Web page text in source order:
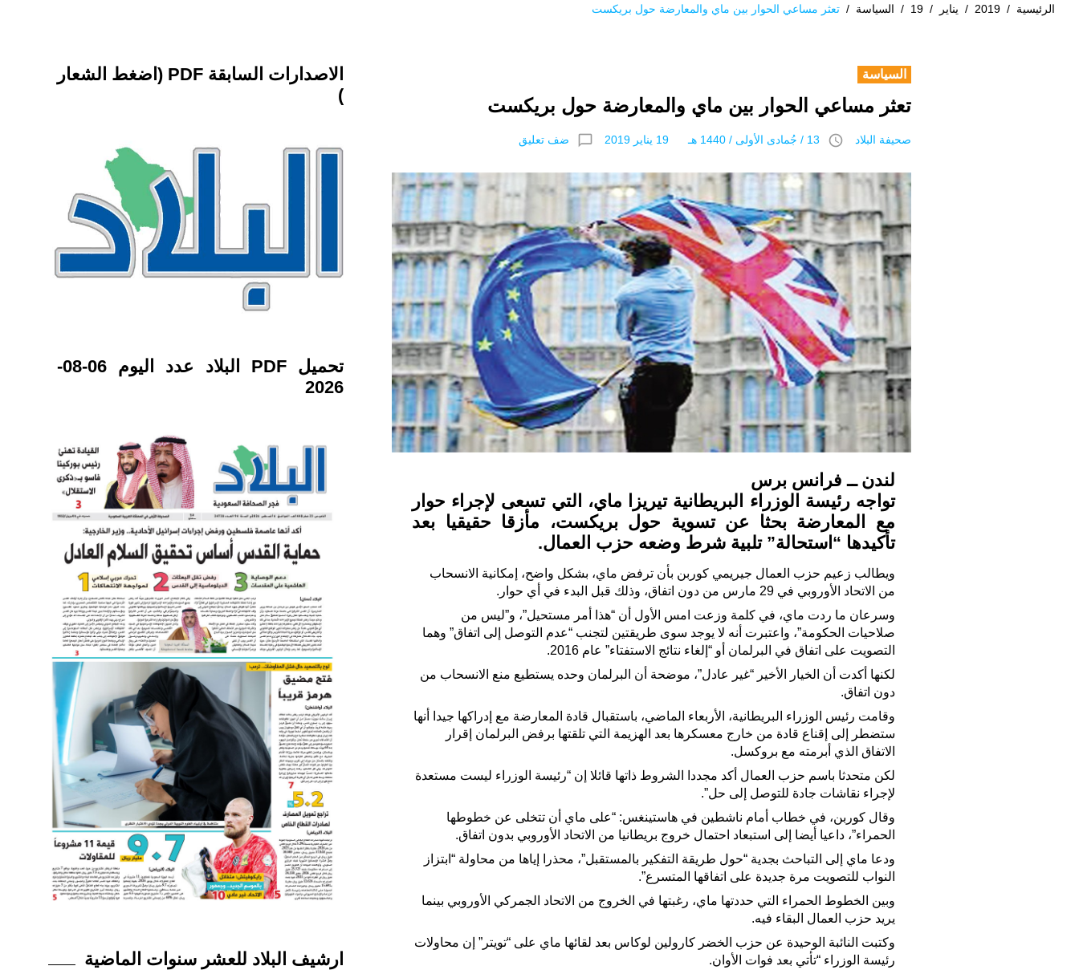
الرئيسية /
2019
/ يناير /
19
/ السياسة / تعثر مساعي الحوار بين ماي والمعارضة حول بريكست
السياسة
تعثر مساعي الحوار بين ماي والمعارضة حول بريكست
صحيفة البلاد access_time 13 / جُمادى اﻷولى / 1440 هـ 19 يناير 2019 chat_bubble_outline ضف تعليق
لندن ــ فرانس برس
تواجه رئيسة الوزراء البريطانية تيريزا ماي، التي تسعى لإجراء حوار
مع المعارضة بحثا عن تسوية حول بريكست، مأزقا حقيقيا بعد
تأكيدها “استحالة” تلبية شرط وضعه حزب العمال.
ويطالب زعيم حزب العمال جيريمي كوربن بأن ترفض ماي، بشكل واضح، إمكانية الانسحاب
من الاتحاد الأوروبي في 29 مارس من دون اتفاق، وذلك قبل البدء في أي حوار.
وسرعان ما ردت ماي، في كلمة وزعت امس الأول أن “هذا أمر مستحيل”، و”ليس من
صلاحيات الحكومة”، واعتبرت أنه لا يوجد سوى طريقتين لتجنب “عدم التوصل إلى اتفاق” وهما
التصويت على اتفاق في البرلمان أو “إلغاء نتائج الاستفتاء” عام 2016.
لكنها أكدت أن الخيار الأخير “غير عادل”، موضحة أن البرلمان وحده يستطيع منع الانسحاب من
دون اتفاق.
وقامت رئيس الوزراء البريطانية، الأربعاء الماضي، باستقبال قادة المعارضة مع إدراكها جيدا أنها
ستضطر إلى إقناع قادة من خارج معسكرها بعد الهزيمة التي تلقتها برفض البرلمان إقرار
الاتفاق الذي أبرمته مع بروكسل.
لكن متحدثا باسم حزب العمال أكد مجددا الشروط ذاتها قائلا إن “رئيسة الوزراء ليست مستعدة
لإجراء نقاشات جادة للتوصل إلى حل”.
وقال كوربن، في خطاب أمام ناشطين في هاستينغس: “على ماي أن تتخلى عن خطوطها
الحمراء”، داعيا أيضا إلى استبعاد احتمال خروج بريطانيا من الاتحاد الأوروبي بدون اتفاق.
ودعا ماي إلى التباحث بجدية “حول طريقة التفكير بالمستقبل”، محذرا إياها من محاولة “ابتزاز
النواب للتصويت مرة جديدة على اتفاقها المتسرع”.
وبين الخطوط الحمراء التي حددتها ماي، رغبتها في الخروج من الاتحاد الجمركي الأوروبي بينما
يريد حزب العمال البقاء فيه.
وكتبت النائبة الوحيدة عن حزب الخضر كارولين لوكاس بعد لقائها ماي على “تويتر” إن محاولات
رئيسة الوزراء “تأتي بعد فوات الأوان.
الاصدارات السابقة PDF (اضغط الشعار
)
تحميل PDF البلاد عدد اليوم 06-08-
2026
ارشيف البلاد للعشر سنوات الماضية